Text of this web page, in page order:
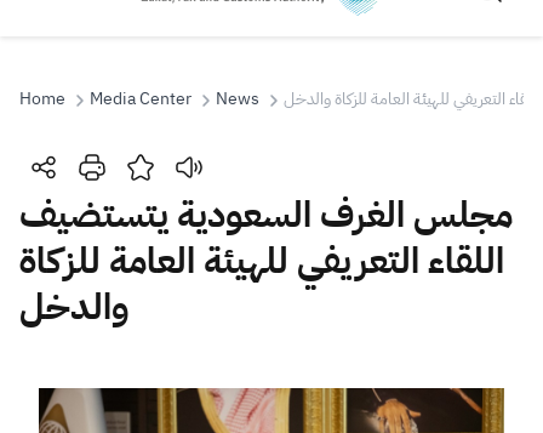
Search
Search Search AI
Suggestions
Zakat Customs VAT
Tax Declaration
Real Estate Transactions
Home Media Center News التعريفي للهيئة العامة للزكاة والدخل
مجلس الغرف السعودية يتستضيف
اللقاء التعريفي للهيئة العامة للزكاة
والدخل